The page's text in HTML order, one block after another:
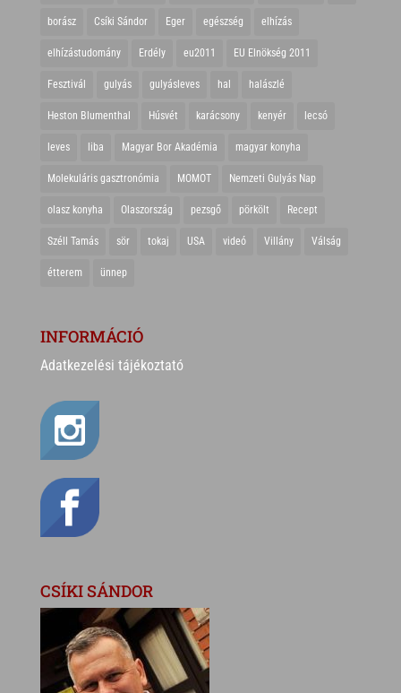
borász Csíki Sándor Eger egészség elhízás
elhízástudomány Erdély eu2011 EU Elnökség 2011
Fesztivál gulyás gulyásleves hal halászlé
Heston Blumenthal Húsvét karácsony kenyér lecsó
leves liba Magyar Bor Akadémia magyar konyha
Molekuláris gasztronómia MOMOT Nemzeti Gulyás Nap
olasz konyha Olaszország pezsgő pörkölt Recept
Széll Tamás sör tokaj USA videó Villány Válság
étterem ünnep
INFORMÁCIÓ
Adatkezelési tájékoztató
CSÍKI SÁNDOR